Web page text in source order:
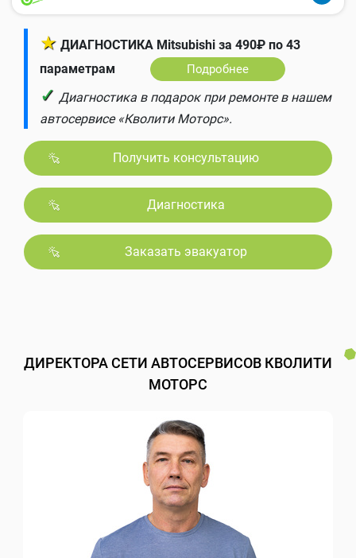
★ ДИАГНОСТИКА Mitsubishi за 490₽ по 43
параметрам
Подробнее
✓ Диагностика в подарок при ремонте в нашем
автосервисе «Кволити Моторс».
Получить консультацию
Диагностика
Заказать эвакуатор
ДИРЕКТОРА СЕТИ АВТОСЕРВИСОВ КВОЛИТИ
МОТОРС